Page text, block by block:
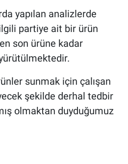
yapılan analizlerde
partiye ait bir ürün
son ürüne kadar
sunmak için çalışan
şekilde derhal tedbir
olmaktan duyduğumuz